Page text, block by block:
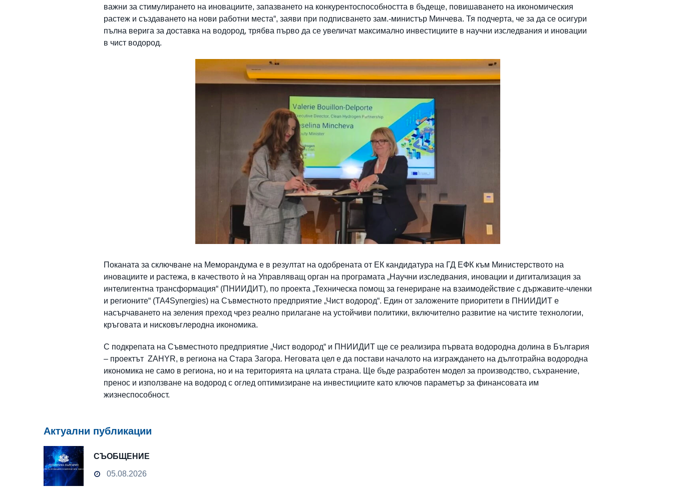
важни за стимулирането на иновациите, запазването на конкурентоспособността в бъдеще, повишаването на икономическия
растеж и създаването на нови работни места“, заяви при подписването зам.-министър Минчева. Тя подчерта, че за да се осигури
пълна верига за доставка на водород, трябва първо да се увеличат максимално инвестициите в научни изследвания и иновации
в чист водород.
Поканата за сключване на Меморандума е в резултат на одобрената от ЕК кандидатура на ГД ЕФК към Министерството на
иновациите и растежа, в качеството ѝ на Управляващ орган на програмата „Научни изследвания, иновации и дигитализация за
интелигентна трансформация“ (ПНИИДИТ), по проекта „Техническа помощ за генериране на взаимодействие с държавите-членки
и регионите“ (TA4Synergies) на Съвместното предприятие „Чист водород“. Един от заложените приоритети в ПНИИДИТ е
насърчаването на зеления преход чрез реално прилагане на устойчиви политики, включително развитие на чистите технологии,
кръговата и нисковъглеродна икономика.
С подкрепата на Съвместното предприятие „Чист водород“ и ПНИИДИТ ще се реализира първата водородна долина в България
– проектът ZAHYR, в региона на Стара Загора. Неговата цел е да постави началото на изграждането на дълготрайна водородна
икономика не само в региона, но и на територията на цялата страна. Ще бъде разработен модел за производство, съхранение,
пренос и използване на водород с оглед оптимизиране на инвестициите като ключов параметър за финансовата им
жизнеспособност.
Актуални публикации
СЪОБЩЕНИЕ
05.08.2026